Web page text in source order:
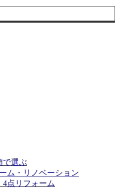
で選ぶ
ム・リノベーション
4点リフォーム